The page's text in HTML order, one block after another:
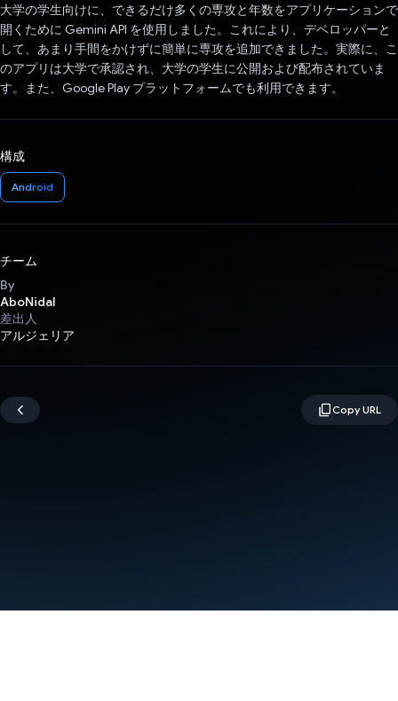
大学の学生向けに、できるだけ多くの専攻と年数をアプリケーションで
開くために Gemini API を使用しました。これにより、デベロッパーと
して、あまり手間をかけずに簡単に専攻を追加できました。実際に、こ
のアプリは大学で承認され、大学の学生に公開および配布されていま
す。また、Google Play プラットフォームでも利用できます。
構成
Android
チーム
By
AboNidal
差出人
アルジェリア